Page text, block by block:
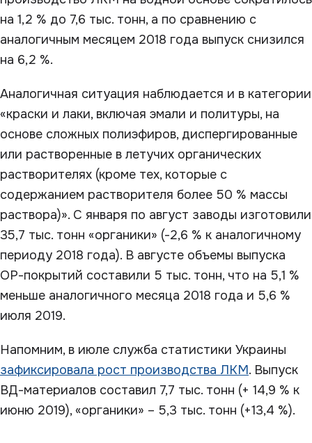
на 1,2 % до 7,6 тыс. тонн, а по сравнению с
аналогичным месяцем 2018 года выпуск снизился
на 6,2 %.
Аналогичная ситуация наблюдается и в категории
«краски и лаки, включая эмали и политуры, на
основе сложных полиэфиров, диспергированные
или растворенные в летучих органических
растворителях (кроме тех, которые с
содержанием растворителя более 50 % массы
раствора)». С января по август заводы изготовили
35,7 тыс. тонн «органики» (-2,6 % к аналогичному
периоду 2018 года). В августе объемы выпуска
ОР-покрытий составили 5 тыс. тонн, что на 5,1 %
меньше аналогичного месяца 2018 года и 5,6 %
июля 2019.
Напомним, в июле служба статистики Украины
зафиксировала рост производства ЛКМ. Выпуск
ВД-материалов составил 7,7 тыс. тонн (+ 14,9 % к
июню 2019), «органики» – 5,3 тыс. тонн (+13,4 %).